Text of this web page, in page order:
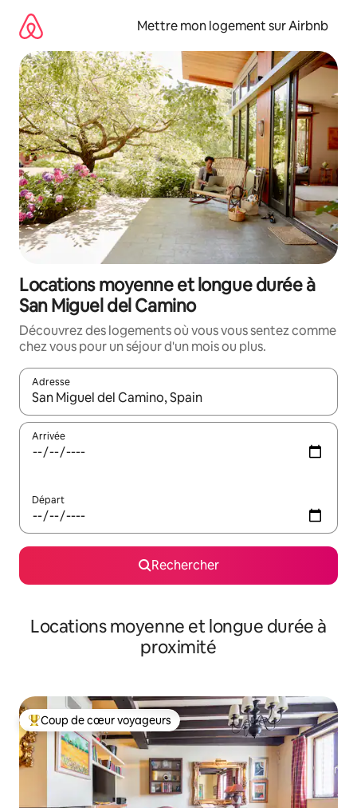
directement
contenu
Mettre mon logement sur Airbnb
Locations moyenne et longue durée à
San Miguel del Camino
Découvrez des logements où vous vous sentez comme
chez vous pour un séjour d'un mois ou plus.
Adresse
Lorsque les résultats s'affichent, utilisez les flèches vers le
Arrivée
Départ
Rechercher
Locations moyenne et longue durée à
proximité
Coups de cœur voyageurs les plus appréciés
Coup de cœur voyageurs